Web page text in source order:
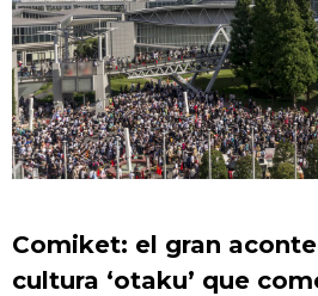
Economía
Sociedad
Tecnología
Comiket: el gran
cultura ‘otaku’ que